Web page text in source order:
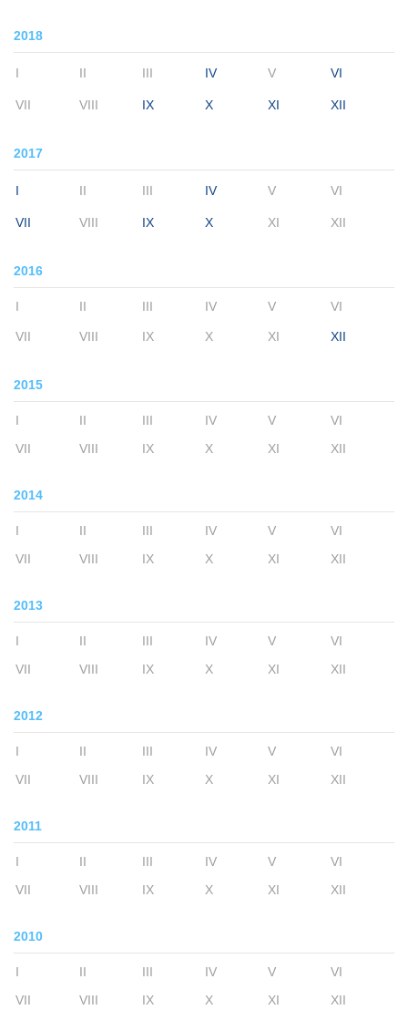
2018
I II III IV V VI
VII VIII IX X XI XII
2017
I II III IV V VI
VII VIII IX X XI XII
2016
I II III IV V VI
VII VIII IX X XI XII
2015
I II III IV V
VI
VII
VIII IX X XI XII
2014
I II III IV V
VI
VII
VIII IX X XI XII
2013
I II III IV V
VI
VII
VIII IX X XI XII
2012
I II III IV V
VI
VII
VIII IX X XI XII
2011
I II III IV V
VI
VII
VIII IX X XI XII
2010
I II III IV V
VI
VII
VIII IX X XI XII